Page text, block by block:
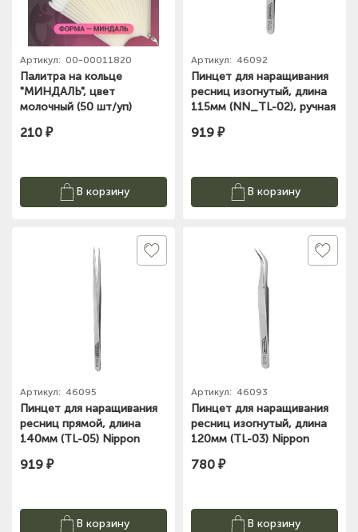
Артикул: 00-00011820
Палитра на кольце
"МИНДАЛЬ", цвет
молочный (50 шт/уп)
210 ₽
В корзину
Артикул: 46092
Пинцет для наращивания
ресниц изогнутый, длина
115мм (NN_TL-02), ручная
919 ₽
В корзину
Артикул: 46095
Пинцет для наращивания
ресниц прямой, длина
140мм (TL-05) Nippon
919 ₽
В корзину
Артикул: 46093
Пинцет для наращивания
ресниц изогнутый, длина
120мм (TL-03) Nippon
780 ₽
В корзину